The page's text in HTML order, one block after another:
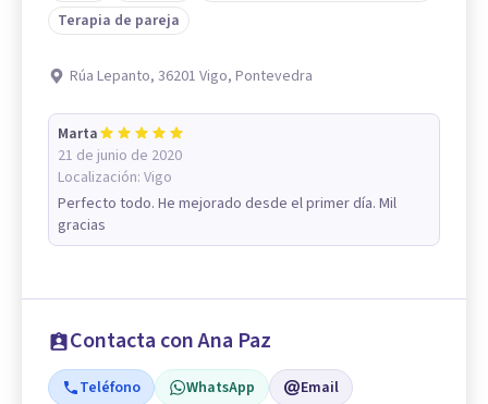
Terapia de pareja
Rúa Lepanto, 36201 Vigo, Pontevedra
Marta
21 de junio de 2020
Localización: Vigo
Perfecto todo. He mejorado desde el primer día. Mil
gracias
Contacta con Ana Paz
Teléfono WhatsApp Email